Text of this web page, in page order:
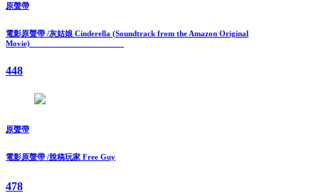
原聲帶
電影原聲帶 /灰姑娘 Cinderella (Soundtrack from the Amazon Original
Movie)
448
原聲帶
電影原聲帶 /脫稿玩家 Free Guy
478